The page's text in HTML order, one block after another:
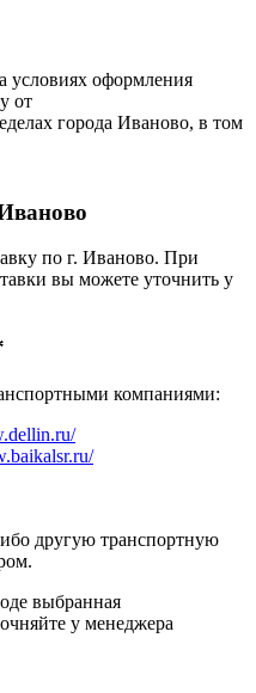
условиях оформления
от
города Иваново, в том
по г. Иваново. При
вы можете уточнить у
компаниями:
другую транспортную
выбранная
у менеджера